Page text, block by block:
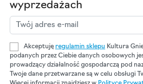
wyprzedażach
Akceptuję regulamin sklepu Kultura
podanych przez Ciebie danych osobowych
prowadzący działalność gospodarczą pod
Twoje dane przetwarzane są w celu obsługi